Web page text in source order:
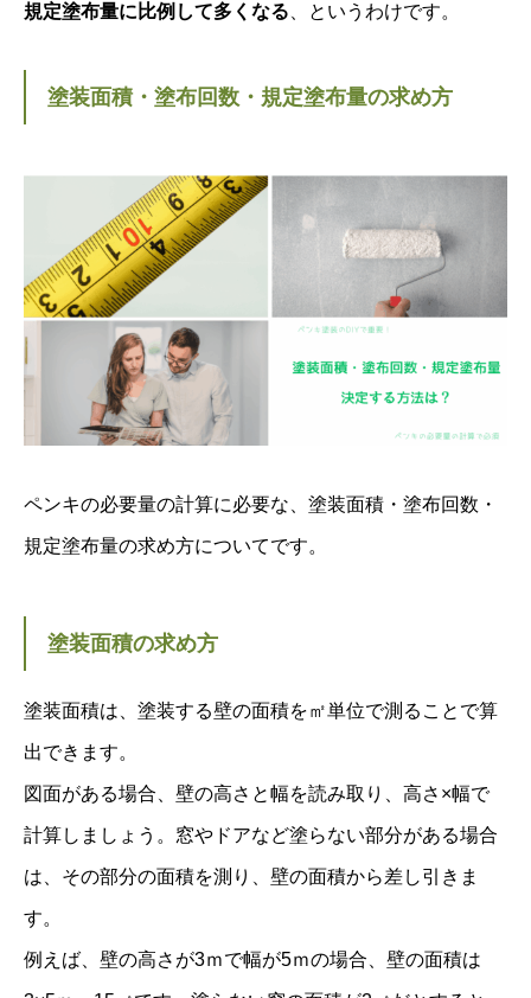
規定塗布量に比例して多くなる 、というわけです。
塗装面積・塗布回数・規定塗布量の求め方
ペンキの必要量の計算に必要な、塗装面積・塗布回数・
規定塗布量の求め方についてです。
塗装面積の求め方
塗装面積は、塗装する壁の面積を㎡単位で測ることで算
出できます。
図面がある場合、壁の高さと幅を読み取り、高さ×幅で
計算しましょう。窓やドアなど塗らない部分がある場合
は、その部分の面積を測り、壁の面積から差し引きま
す。
例えば、壁の高さが3ｍで幅が5ｍの場合、壁の面積は